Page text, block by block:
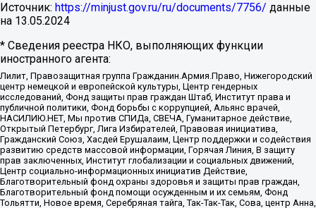
Источник: https://minjust.gov.ru/ru/documents/7756/ данные
на 13.05.2024
* Сведения реестра НКО, выполняющих функции
иностранного агента:
Лилит, Правозащитная группа Гражданин.Армия.Право, Нижегородский
центр немецкой и европейской культуры, Центр гендерных
исследований, Фонд защиты прав граждан Штаб, Институт права и
публичной политики, Фонд борьбы с коррупцией, Альянс врачей,
НАСИЛИЮ.НЕТ, Мы против СПИДа, СВЕЧА, Гуманитарное действие,
Открытый Петербург, Лига Избирателей, Правовая инициатива,
Гражданский Союз, Хасдей Ерушалаим, Центр поддержки и содействия
развитию средств массовой информации, Горячая Линия, В защиту
прав заключенных, Институт глобализации и социальных движений,
Центр социально-информационных инициатив Действие,
Благотворительный фонд охраны здоровья и защиты прав граждан,
Благотворительный фонд помощи осужденным и их семьям, Фонд
Тольятти, Новое время, Серебряная тайга, Так-Так-Так, Сова, центр Анна,